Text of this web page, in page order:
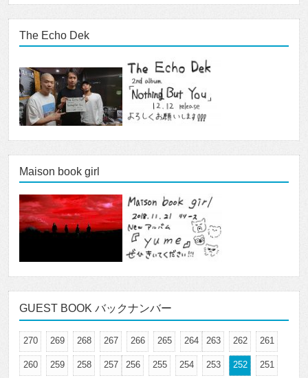
The Echo Dek
Maison book girl
GUEST BOOK バックナンバー
270 269 268 267 266 265 264 263 262 261
260 259 258 257 256 255 254 253 252 251